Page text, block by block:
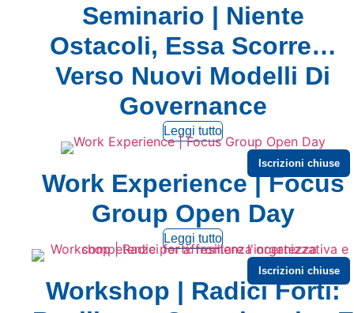
Seminario | Niente
Ostacoli, Essa Scorre…
Verso Nuovi Modelli Di
Governance
Leggi tutto
Iscrizioni chiuse
Work Experience | Focus
Group Open Day
Leggi tutto
Iscrizioni chiuse
Workshop | Radici Forti: